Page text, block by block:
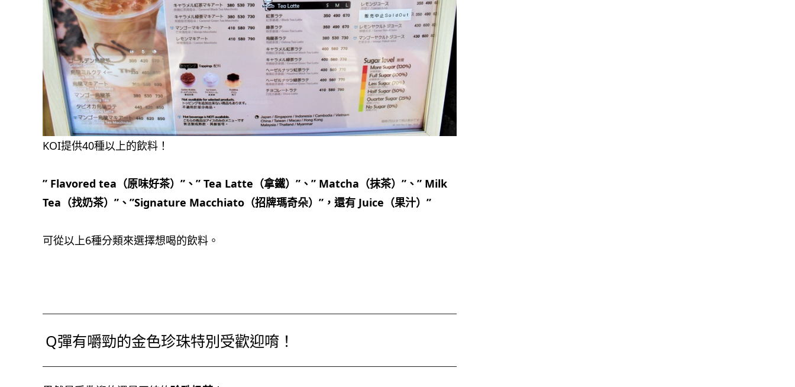
KOI提供40種以上的飲料！
” Flavored tea（原味好茶）”、” Tea Latte（拿鐵）”、” Matcha（抹茶）”、” Milk
Tea（找奶茶）”、”Signature Macchiato（招牌瑪奇朵）”，還有 Juice（果汁）”
可從以上6種分類來選擇想喝的飲料。
Q彈有嚼勁的金色珍珠特別受歡迎唷！